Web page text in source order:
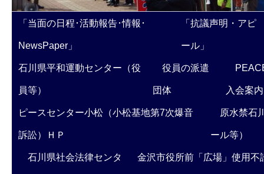
「当面の日程･活動報告･情報･
NewsPaper」
「抗議声明・アピ
ール」
石川県平和運動センター（役
員等）
役員の派遣
団体 入会案内
ピースセンター小松（小松基地第7次爆音
訴訟）ＨＰ
原水禁石
ール等）
石川県社会法律センタ 金沢市役所前「広場」使用不